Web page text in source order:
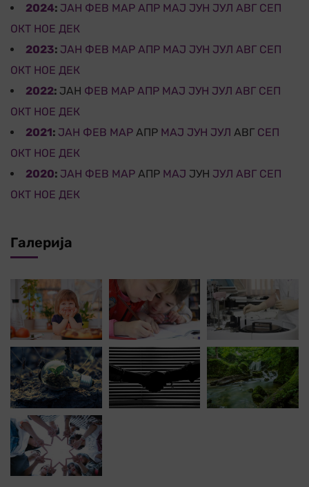
2024: ЈАН ФЕВ МАР АПР МАЈ ЈУН ЈУЛ АВГ СЕП
ОКТ НОЕ ДЕК
2023: ЈАН ФЕВ МАР АПР МАЈ ЈУН ЈУЛ АВГ СЕП
ОКТ НОЕ ДЕК
2022: ЈАН ФЕВ МАР АПР МАЈ ЈУН ЈУЛ АВГ СЕП
ОКТ НОЕ ДЕК
2021: ЈАН ФЕВ МАР АПР МАЈ ЈУН ЈУЛ АВГ СЕП
ОКТ НОЕ ДЕК
2020: ЈАН ФЕВ МАР АПР МАЈ ЈУН ЈУЛ АВГ СЕП
ОКТ НОЕ ДЕК
Галерија